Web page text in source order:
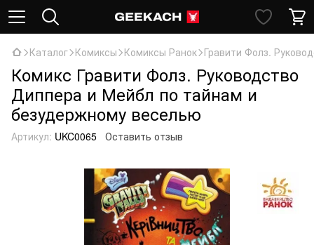
Каталог Комиксы Комиксы Ранок Гравити Фолз.
Комикс Гравити Фолз. Руководство
Диппера и Мейбл по тайнам и
безудержному веселью
Артикул: UKC0065 Оставить отзыв